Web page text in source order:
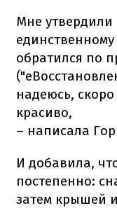
Мне утвердили
обратился по
надеюсь,
красиво,
– написала
И добавила,
постепенно:
затем крышей